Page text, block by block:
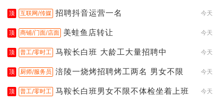
顶 互联网/传媒 招聘抖音运营一名 今天
顶 商铺/门面/店面 美蛙鱼店转让 今天
顶 普工/零时工 马鞍长白班 大龄工大量招聘中 今天
顶 厨师/服务员 涪陵一烧烤招聘烤工两名 男女不限 今天
顶 普工/零时工 马鞍长白班男女不限不体检坐着上班 今天